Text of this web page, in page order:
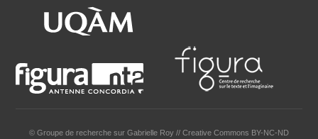
© Groupe de recherche sur Gabrielle Roy // Creative Commons BY-NC-ND